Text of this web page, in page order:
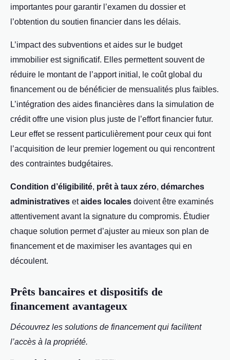
importantes pour garantir l’examen du dossier et
l’obtention du soutien financier dans les délais.
L’impact des subventions et aides sur le budget
immobilier est significatif. Elles permettent souvent de
réduire le montant de l’apport initial, le coût global du
financement ou de bénéficier de mensualités plus faibles.
L’intégration des aides financières dans la simulation de
crédit offre une vision plus juste de l’effort financier futur.
Leur effet se ressent particulièrement pour ceux qui font
l’acquisition de leur premier logement ou qui rencontrent
des contraintes budgétaires.
Condition d’éligibilité prêt à taux zéro démarches
administratives etaides locales doivent être examinés
attentivement avant la signature du compromis. Étudier
chaque solution permet d’ajuster au mieux son plan de
financement et de maximiser les avantages qui en
découlent.
Prêts bancaires et dispositifs de
financement avantageux
Découvrez les solutions de financement qui facilitent
l’accès à la propriété.